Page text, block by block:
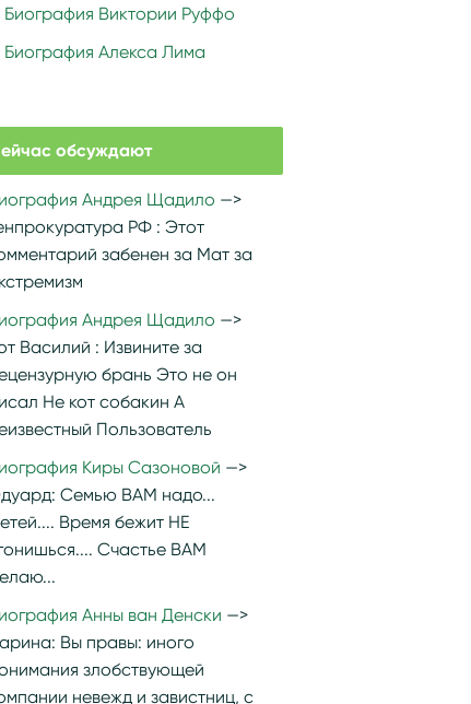
Биография Виктории Руффо
Биография Алекса Лима
обсуждают
Андрея Щадило
РФ : Этот
забенен за Мат за
Андрея Щадило
Василий : Извините за
брань Это не он
Не кот собакин А
Пользователь
Киры Сазоновой
Семью ВАМ надо...
Время бежит НЕ
Счастье ВАМ
Анны ван Денски
Вы правы: иного
злобствующей
невежд и завистниц, с